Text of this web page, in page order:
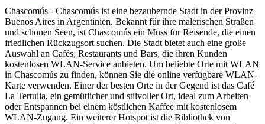
Chascomús - Chascomús ist eine bezaubernde Stadt in der Provinz
Buenos Aires in Argentinien. Bekannt für ihre malerischen Straßen
und schönen Seen, ist Chascomús ein Muss für Reisende, die einen
friedlichen Rückzugsort suchen. Die Stadt bietet auch eine große
Auswahl an Cafés, Restaurants und Bars, die ihren Kunden
kostenlosen WLAN-Service anbieten. Um beliebte Orte mit WLAN
in Chascomús zu finden, können Sie die online verfügbare WLAN-
Karte verwenden. Einer der besten Orte in der Gegend ist das Café
La Tertulia, ein gemütlicher und stilvoller Ort, ideal zum Arbeiten
oder Entspannen bei einem köstlichen Kaffee mit kostenlosem
WLAN-Zugang. Ein weiterer Hotspot ist die Bibliothek von